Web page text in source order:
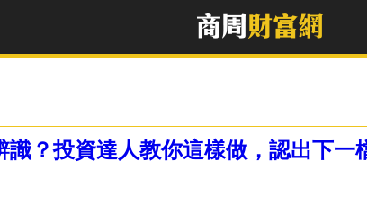
？投資達人教你這樣做，認出下一